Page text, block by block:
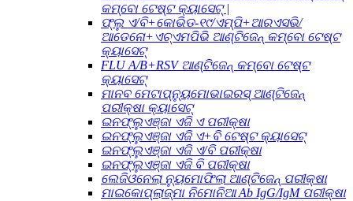
କମ୍ବୋ ଟେଷ୍ଟ କ୍ୟାସେଟ୍ |
ଫ୍ଲୁ ଏ/ବି+କୋଭିଡ-୧୯/ଏମ୍ପି+ଆରଏସଭି/
ଆଡେନୋ+ଏଚ୍ଏମପିଭି ଆଣ୍ଟିଜେନ୍ କମ୍ବୋ ଟେଷ୍ଟ
କ୍ୟାସେଟ୍
FLU A/B+RSV ଆଣ୍ଟିଜେନ୍ କମ୍ବୋ ଟେଷ୍ଟ
କ୍ୟାସେଟ୍
ମାନବ ମେଟାପ୍ନ୍ୟୁମୋଭାଇରସ୍ ଆଣ୍ଟିଜେନ୍
ପରୀକ୍ଷା କ୍ୟାସେଟ୍
ଇନଫ୍ଲୁଏଞ୍ଜା ଏଜି ଏ ପରୀକ୍ଷା
ଇନଫ୍ଲୁଏଞ୍ଜା ଏଜି ଏ+ବି ଟେଷ୍ଟ କ୍ୟାସେଟ୍
ଇନଫ୍ଲୁଏଞ୍ଜା ଏଜି ଏ/ବି ପରୀକ୍ଷା
ଇନଫ୍ଲୁଏଞ୍ଜା ଏଜି ବି ପରୀକ୍ଷା
ଲେଜିଓନେଲା ନ୍ୟୁମୋଫିଲା ଆଣ୍ଟିଜେନ୍ ପରୀକ୍ଷା
ମାଇକୋପ୍ଲାଜ୍ମା ନିମୋନିଆ Ab IgG/IgM ପରୀକ୍ଷା